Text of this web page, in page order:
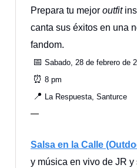
Prepara tu mejor outfit
canta sus éxitos en una
fandom.
📅 Sabado, 28 de febrero de
⏰ 8 pm
📍 La Respuesta, Santurce
—
Salsa en la Calle
y música en vivo de JR